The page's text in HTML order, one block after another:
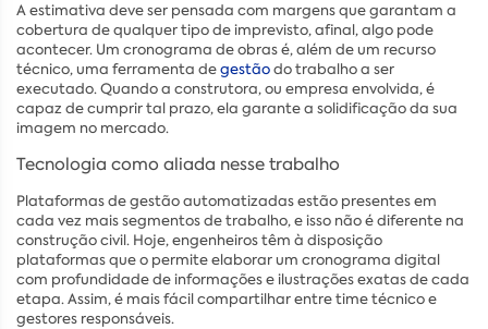
A estimativa deve ser pensada com margens que garantam a
cobertura de qualquer tipo de imprevisto, afinal, algo pode
acontecer. Um cronograma de obras é, além de um recurso
técnico, uma ferramenta degestãodo trabalho a ser
executado. Quando a construtora, ou empresa envolvida, é
capaz de cumprir tal prazo, ela garante a solidificação da sua
imagem no mercado.
Tecnologia como aliada nesse trabalho
Plataformas de gestão automatizadas estão presentes em
cada vez mais segmentos de trabalho, e isso não é diferente na
construção civil. Hoje, engenheiros têm à disposição
plataformas que o permite elaborar um cronograma digital
com profundidade de informações e ilustrações exatas de cada
etapa. Assim, é mais fácil compartilhar entre time técnico e
gestores responsáveis.